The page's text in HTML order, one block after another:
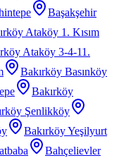
Başakşehir
Ataköy 1. Kısım
Ataköy 3-4-11.
Bakırköy Basınköy
Bakırköy
Şenlikköy
Bakırköy Yeşilyurt
Bahçelievler